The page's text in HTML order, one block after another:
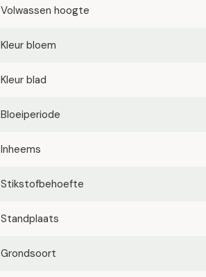
Volwassen hoogte
Kleur bloem
Kleur blad
Bloeiperiode
Inheems
Stikstofbehoefte
Standplaats
Grondsoort